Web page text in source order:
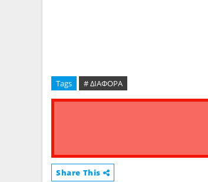
Tags # ΔΙΑΦΟΡΑ
Share This